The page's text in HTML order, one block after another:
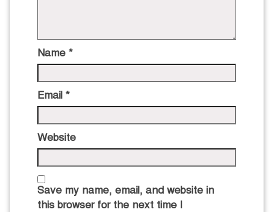
Name *
Email *
Website
Save my name, email, and website in
this browser for the next time I